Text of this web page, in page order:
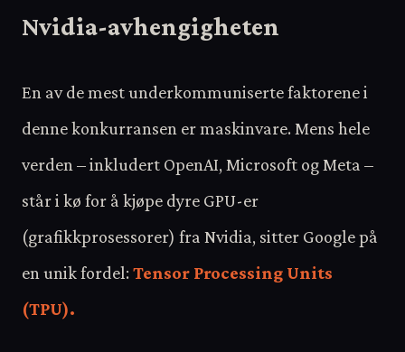
Nvidia-avhengigheten
En av de mest underkommuniserte faktorene i
denne konkurransen er maskinvare. Mens hele
verden – inkludert OpenAI, Microsoft og Meta –
står i kø for å kjøpe dyre GPU-er
(grafikkprosessorer) fra Nvidia, sitter Google på
en unik fordel: Tensor Processing Units
(TPU).